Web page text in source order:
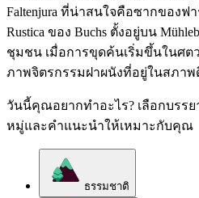
Faltenjura ที่น่าสนใจคือซากของฟ
Rustica ของ Buchs ตั้งอยู่บน
ชุมชน เมื่อการขุดค้นเริ่มขึ้นในศต
ภาพจิตรกรรมฝาผนังที่อยู่ในสภาพ
วันนี้คุณอยากทำอะไร? เลือกบรร
หมู่และคำแนะนำให้เหมาะกับคุณ
ธรรมชาติ